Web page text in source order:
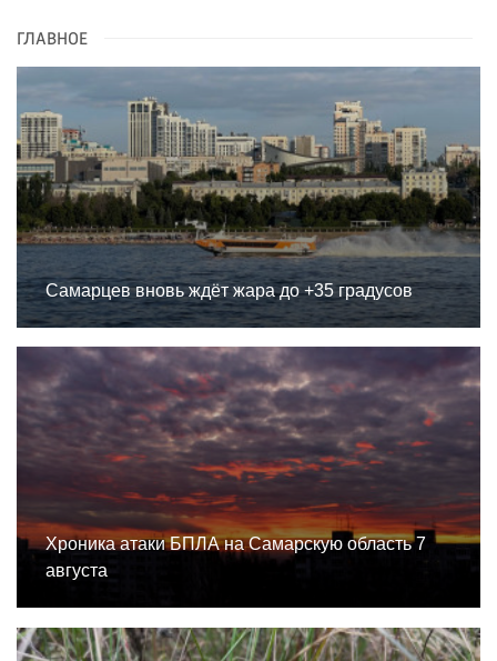
ГЛАВНОЕ
Самарцев вновь ждёт жара до +35 градусов
Хроника атаки БПЛА на Самарскую область 7
августа